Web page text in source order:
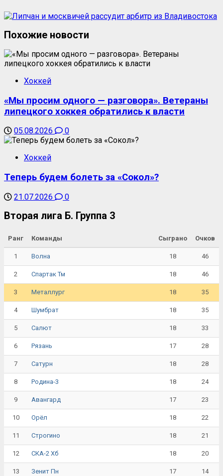
Похожие новости
Хоккей
«Мы просим одного — разговора». Ветераны
липецкого хоккея обратились к власти
05.08.2026 0
Хоккей
Теперь будем болеть за «Сокол»?
21.07.2026 0
Вторая лига Б. Группа 3
Ранг Команды Сыграно Очков
1 Волна 18 46
2 Спартак Тм 18 46
3 Металлург 18 35
4 Шумбрат 18 35
5 Салют 18 33
6 Рязань 17 28
7 Сатурн 18 28
8 Родина-3 18 24
9 Авангард 17 23
10 Орёл 18 22
11 Строгино 18 21
12 СКА-2 Хб 18 20
13 Зенит Пн 17 14